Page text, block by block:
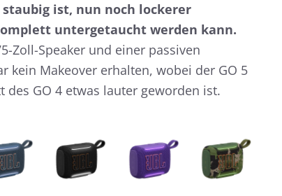
staubig ist, nun noch lockerer
untergetaucht werden kann.
Zoll-Speaker und einer passiven
kein Makeover erhalten, wobei der GO 5
des GO 4 etwas lauter geworden ist.